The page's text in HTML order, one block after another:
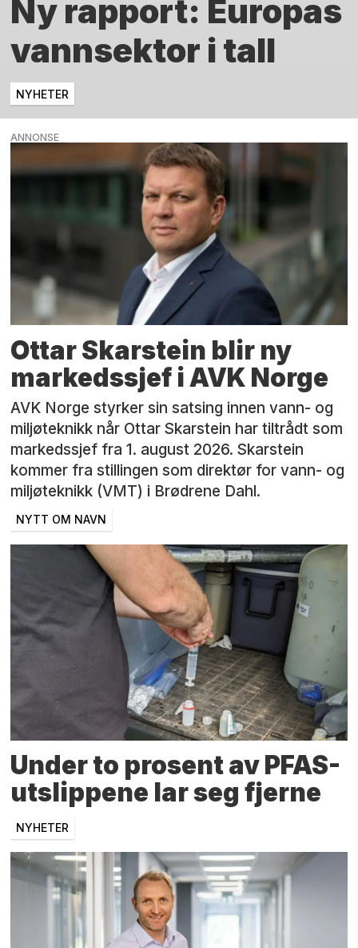
Ny rapport: Europas
vannsektor i tall
NYHETER
ANNONSE
Ottar Skarstein blir ny
markedssjef i AVK Norge
AVK Norge styrker sin satsing innen vann- og
miljøteknikk når Ottar Skarstein har tiltrådt som
markedssjef fra 1. august 2026. Skarstein
kommer fra stillingen som direktør for vann- og
miljøteknikk (VMT) i Brødrene Dahl.
NYTT OM NAVN
Under to prosent av PFAS-
utslippene lar seg fjerne
NYHETER